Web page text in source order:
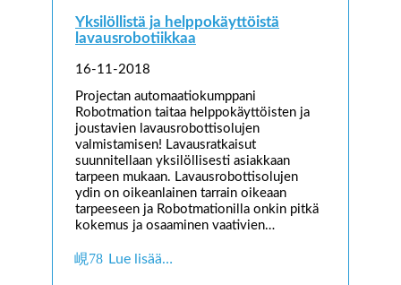
Yksilöllistä ja helppokäyttöistä
lavausrobotiikkaa
16-11-2018
Projectan automaatiokumppani
Robotmation taitaa helppokäyttöisten ja
joustavien lavausrobottisolujen
valmistamisen! Lavausratkaisut
suunnitellaan yksilöllisesti asiakkaan
tarpeen mukaan. Lavausrobottisolujen
ydin on oikeanlainen tarrain oikeaan
tarpeeseen ja Robotmationilla onkin pitkä
kokemus ja osaaminen vaativien…
Lue lisää…